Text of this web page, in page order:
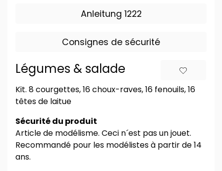
Anleitung 1222
Consignes de sécurité
Légumes & salade
Kit. 8 courgettes, 16 choux-raves, 16 fenouils, 16
têtes de laitue
Sécurité du produit
Article de modélisme. Ceci n´est pas un jouet.
Recommandé pour les modélistes à partir de 14
ans.